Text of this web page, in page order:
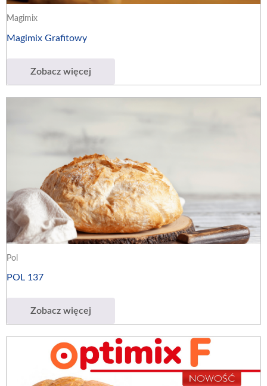
Magimix
Magimix Grafitowy
Zobacz więcej
Pol
POL 137
Zobacz więcej